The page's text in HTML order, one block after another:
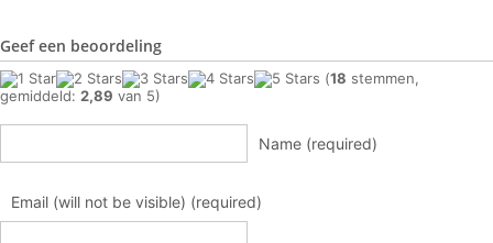
Geef een beoordeling
(18 stemmen,
gemiddeld: 2,89 van 5)
Name (required)
Email (will not be visible) (required)